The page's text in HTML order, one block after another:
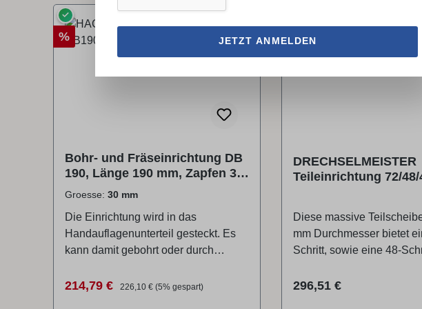
erfolgt durch die Montage
Rabatt
%
✓
LAGERND AIC
Bohr- und Fräseinrichtung DB
190, Länge 190 mm, Zapfen 30
mm
Groesse: 30 mm
Die Einrichtung wird in das
Handauflagenunterteil gesteckt. Es
kann damit gebohrt oder durch
gefräst werden. Mit diesem Gerät ist
Verkaufspreis:
214,79 € Regulärer Preis:
226,10 € (5% gespart)
DRECHSELMEISTER
Teileinrichtung 72/
Diese massive
mm Durchmesser bietet
Schritt, sowie eine 48-
| 9°).Dies eröffnet unzählige
Regulärer Preis:
296,51 €
JETZT ANMELDEN